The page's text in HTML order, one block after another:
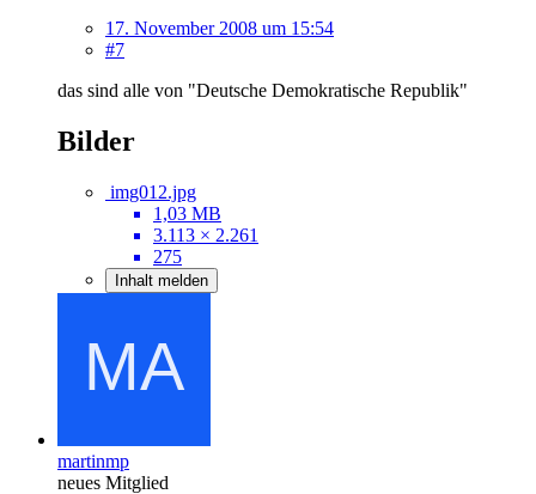
17. November 2008 um 15:54
#7
das sind alle von "Deutsche Demokratische Republik"
Bilder
img012.jpg
1,03 MB
3.113 × 2.261
275
Inhalt melden
martinmp
neues Mitglied